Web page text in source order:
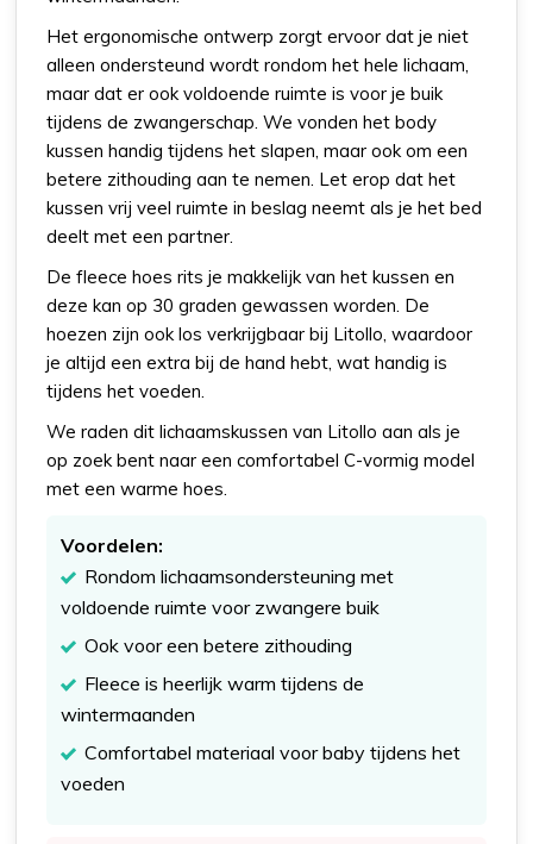
Het ergonomische ontwerp zorgt ervoor dat je niet
alleen ondersteund wordt rondom het hele lichaam,
maar dat er ook voldoende ruimte is voor je buik
tijdens de zwangerschap. We vonden het body
kussen handig tijdens het slapen, maar ook om een
betere zithouding aan te nemen. Let erop dat het
kussen vrij veel ruimte in beslag neemt als je het bed
deelt met een partner.
De fleece hoes rits je makkelijk van het kussen en
deze kan op 30 graden gewassen worden. De
hoezen zijn ook los verkrijgbaar bij Litollo, waardoor
je altijd een extra bij de hand hebt, wat handig is
tijdens het voeden.
We raden dit lichaamskussen van Litollo aan als je
op zoek bent naar een comfortabel C-vormig model
met een warme hoes.
Voordelen:
Rondom lichaamsondersteuning met
voldoende ruimte voor zwangere buik
Ook voor een betere zithouding
Fleece is heerlijk warm tijdens de
wintermaanden
Comfortabel materiaal voor baby tijdens het
voeden